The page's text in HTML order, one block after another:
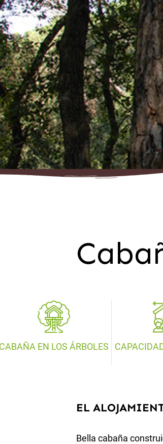
EN LOS ÁRBOLES
EL
Bella cabaña